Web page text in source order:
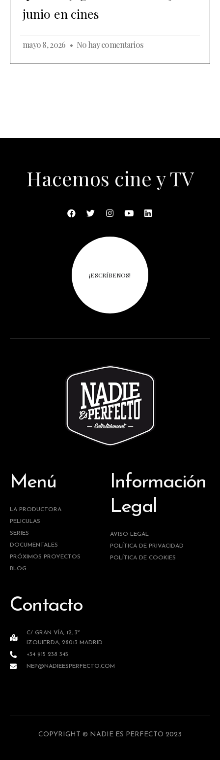
junio en cines
mayo 8, 2026 No hay comentarios
Hacemos cine y TV
¡ESCRÍBENOS!
Menú
LA PRODUCTORA
PELICULAS
SERIES
DOCUMENTALES
PRÓXIMOS PROYECTOS
BLOG
Información
Legal
AVISO LEGAL
POLÍTICA DE PRIVACIDAD
POLÍTICA DE COOKIES
Contacto
C/ GRAN VÍA, 12, 3º
IZQUIERDA, 28013 MADRID
+34 915 238 345
NEP@NADIEESPERFECTO.COM
COPYRIGHT © NADIE ES PERFECTO 2023